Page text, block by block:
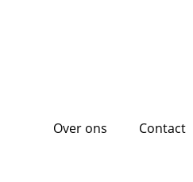
Over ons Contact
Wat u